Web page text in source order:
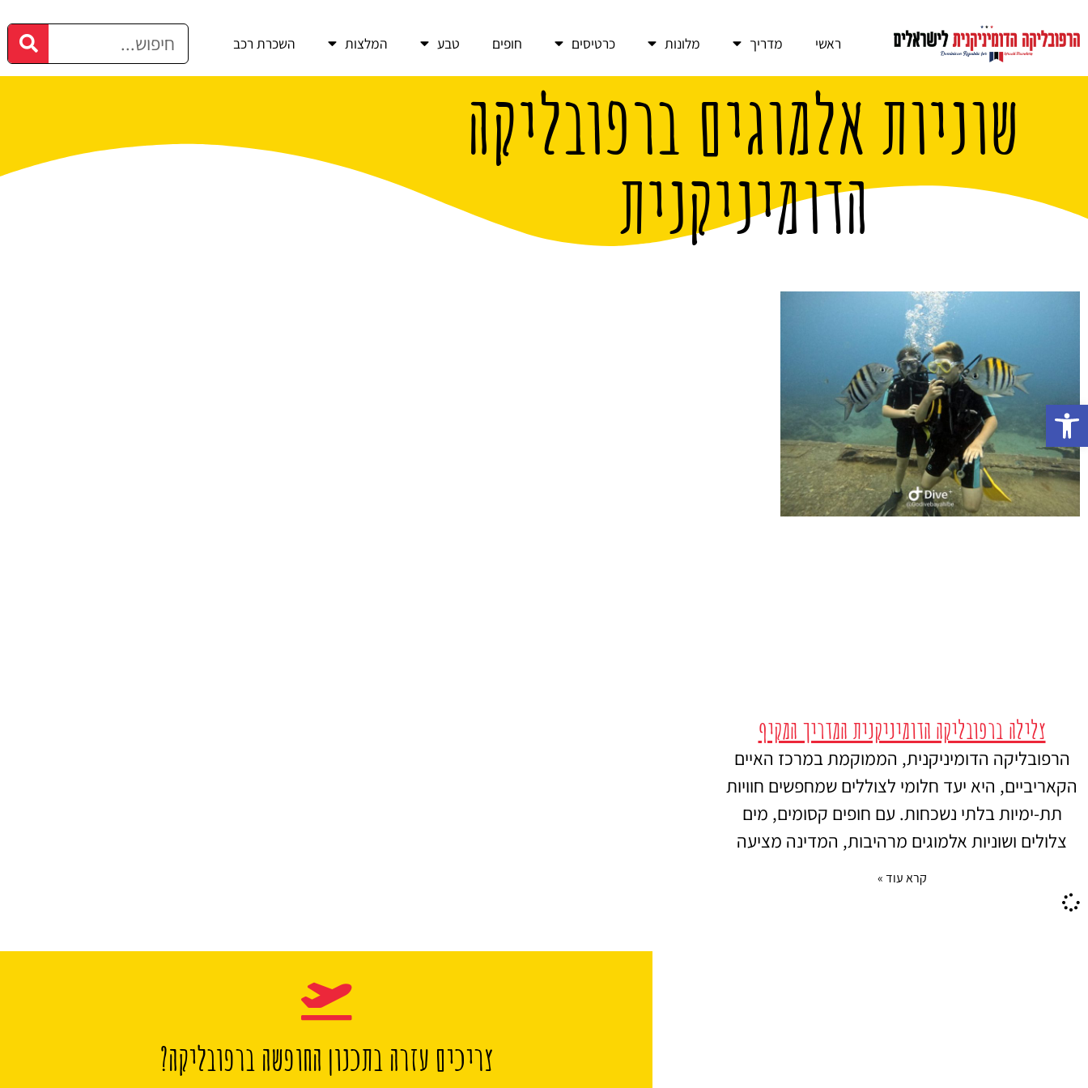
ראשי מדריך מלונות כרטיסים חופים טבע המלצות השכרת רכב
שוניות אלמוגים ברפובליקה
הדומיניקנית
צלילה ברפובליקה הדומיניקנית המדריך המקיף
הרפובליקה הדומיניקנית, הממוקמת במרכז האיים
הקאריביים, היא יעד חלומי לצוללים שמחפשים חוויות
תת-ימיות בלתי נשכחות. עם חופים קסומים, מים
צלולים ושוניות אלמוגים מרהיבות, המדינה מציעה
קרא עוד »
צריכים עזרה בתכנון החופשה ברפובליקה?
פתח סרגל נגישות